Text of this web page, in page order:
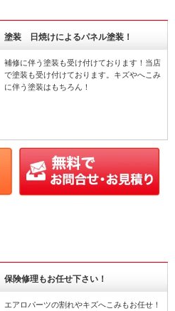
塗装 日焼けによるパネル塗装！
補修に伴う塗装も受け付けております！当店
で塗装も受け付けております。キズやへこみ
に伴う塗装はもちろん！
保険修理もお任せ下さい！
エアロパーツの割れやキズへこみもお任せ！